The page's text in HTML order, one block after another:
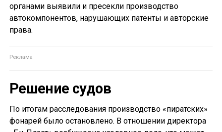
органами выявили и пресекли производство
автокомпонентов, нарушающих патенты и авторские
права.
Решение судов
По итогам расследования производство «пиратских»
фонарей было остановлено. В отношении директора